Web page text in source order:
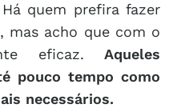
quem prefira fazer
mas acho que com o
eficaz. Aqueles
pouco tempo como
necessários.